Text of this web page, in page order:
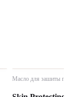
Масло для зашиты